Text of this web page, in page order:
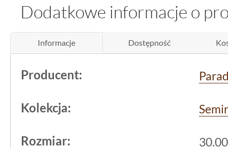
Szara stopnica
antypoślizgowa R10
bezpieczeństwo
Antypoślizgowa klasa R10 to ważny
została zaprojektowana tak, by
Dodatkowe informacje o
Informacje Dostępność
Producent:
Kolekcja: Semir
Rozmiar: